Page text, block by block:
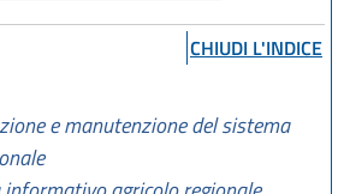
CHIUDI L'INDICE
e manutenzione del sistema